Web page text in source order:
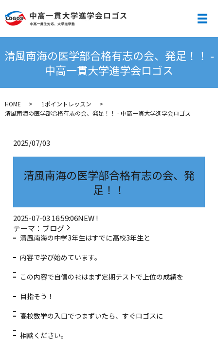
メ
清風南海の医学部合格有志の会、発足！！ -
中高一貫大学進学会ロゴス
HOME
1ポイントレッスン
清風南海の医学部合格有志の会、発足！！ - 中高一貫大学進学会ロゴス
2025/07/03
清風南海の医学部合格有志の会、発
足！！
2025-07-03 16:59:06NEW !
テーマ： ブログ
清風南海の中学3年生はすでに高校3年生と
内容で学び始めています。
この内容で自信のｷﾐはまず定期テストで上位の成績を
目指そう！
高校数学の入口でつまずいたら、すぐロゴスに
相談ください。